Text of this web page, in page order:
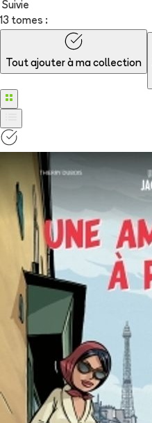
Suivie
13 tomes :
Tout ajouter à ma collection